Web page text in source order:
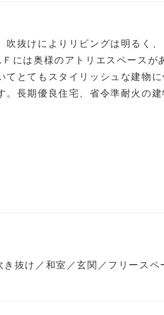
抜けによりリビングは明るく
には奥様のアトリエスペース
とてもスタイリッシュな建物
長期優良住宅、省令準耐火の建
き抜け／和室／玄関／フリースペ